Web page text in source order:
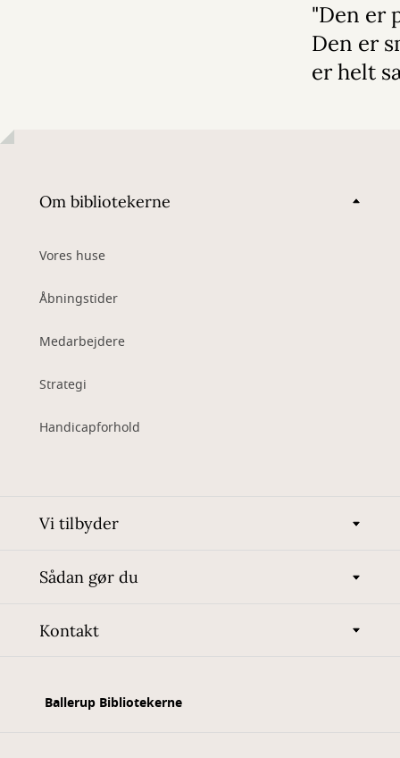
"Den er
Den er
er helt
Om bibliotekerne
Vores huse
Åbningstider
Medarbejdere
Strategi
Handicapforhold
Vi tilbyder
Sådan gør du
Kontakt
Ballerup Bibliotekerne